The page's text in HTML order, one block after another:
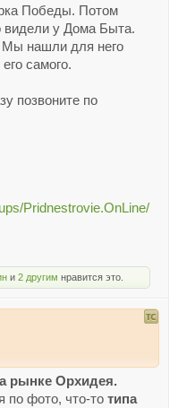
Победы. Потом
видели у Дома Быта.
Мы нашли для него
самого.
позвоните по
Pridnestrovie.OnLine/
и 2 другим нравится это.
рынке Орхидея.
по фото, что-то типа